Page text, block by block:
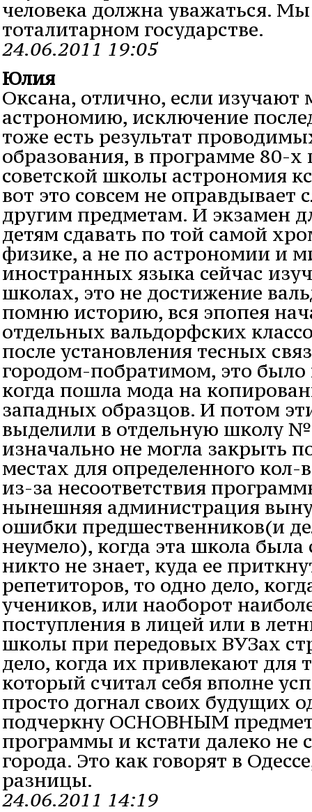
человека должна уважаться.
тоталитарном государстве.
24.06.2011 19:05
Юлия
Оксана, отлично, если
астрономию, исключение
тоже есть результат
образования, в программе 80-х
советской школы астрономия
вот это совсем не оправдывает
другим предметам. И экзамен
детям сдавать по той самой
физике, а не по астрономии и
иностранных языка сейчас
школах, это не достижение
помню историю, вся эпопея
отдельных вальдорфских
после установления тесных
городом-побратимом, это было
когда пошла мода на
западных образцов. И потом
выделили в отдельную школу
изначально не могла закрыть
местах для определенного
из-за несоответствия
нынешняя администрация
ошибки предшественников(и
неумело), когда эта школа была
никто не знает, куда ее
репетиторов, то одно дело,
учеников, или наоборот
поступления в лицей или в
школы при передовых ВУЗах
дело, когда их привлекают для
который считал себя вполне
просто догнал своих будущих
подчеркну ОСНОВНЫМ
программы и кстати далеко
города. Это как говорят в
разницы.
24.06.2011 14:19